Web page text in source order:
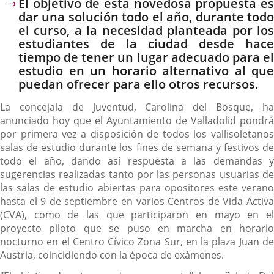
Descripción
El objetivo de esta novedosa propuesta es
dar una solución todo el año, durante todo
el curso, a la necesidad planteada por los
estudiantes de la ciudad desde hace
tiempo de tener un lugar adecuado para el
estudio en un horario alternativo al que
puedan ofrecer para ello otros recursos.
La concejala de Juventud, Carolina del Bosque, ha
anunciado hoy que el Ayuntamiento de Valladolid pondrá
por primera vez a disposición de todos los vallisoletanos
salas de estudio durante los fines de semana y festivos de
todo el año, dando así respuesta a las demandas y
sugerencias realizadas tanto por las personas usuarias de
las salas de estudio abiertas para opositores este verano
hasta el 9 de septiembre en varios Centros de Vida Activa
(CVA), como de las que participaron en mayo en el
proyecto piloto que se puso en marcha en horario
nocturno en el Centro Cívico Zona Sur, en la plaza Juan de
Austria, coincidiendo con la época de exámenes.